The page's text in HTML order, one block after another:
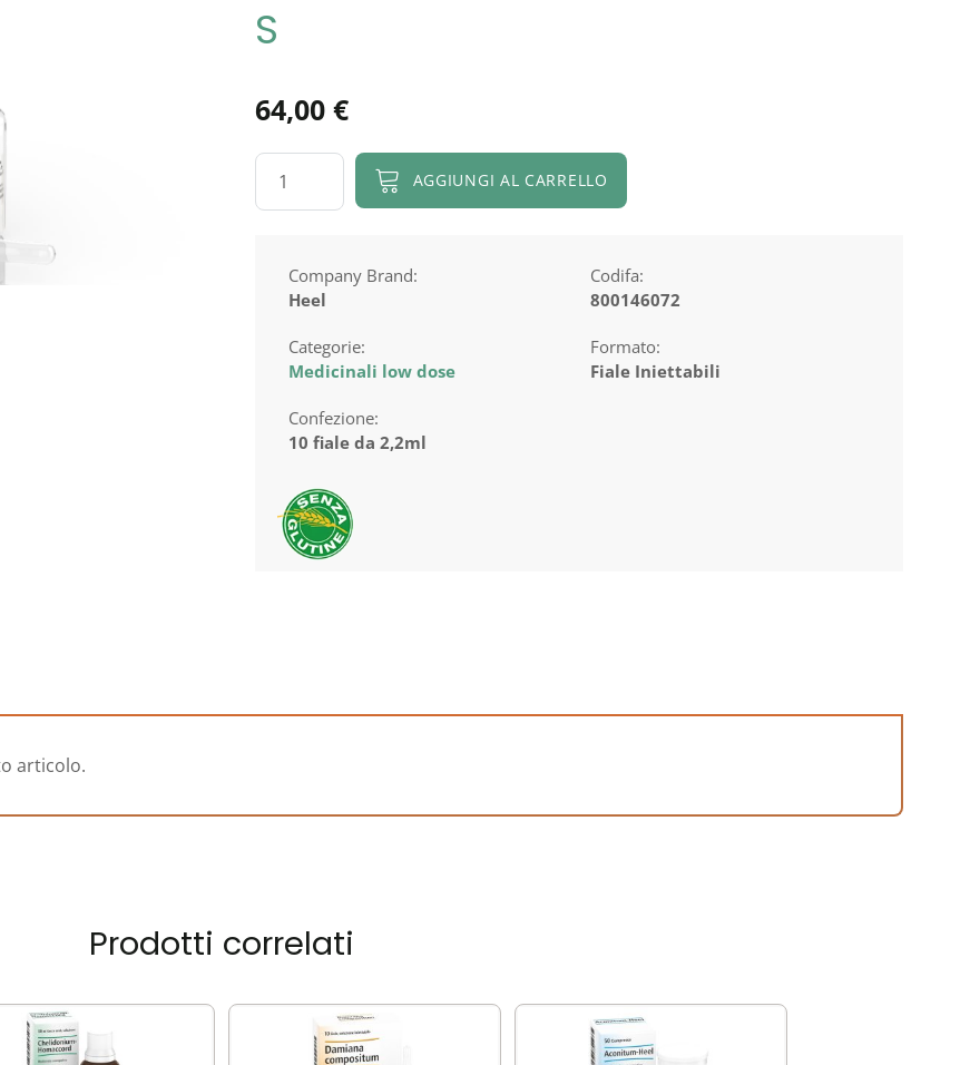
S
64,00 €
Euphorbium
compositum
AGGIUNGI AL CARRELLO
Company Brand:
Heel
Codifa:
800146072
Categorie:
Medicinali low dose
Formato:
Fiale Iniettabili
Confezione:
10 fiale da 2,2ml
articolo.
Prodotti correlati